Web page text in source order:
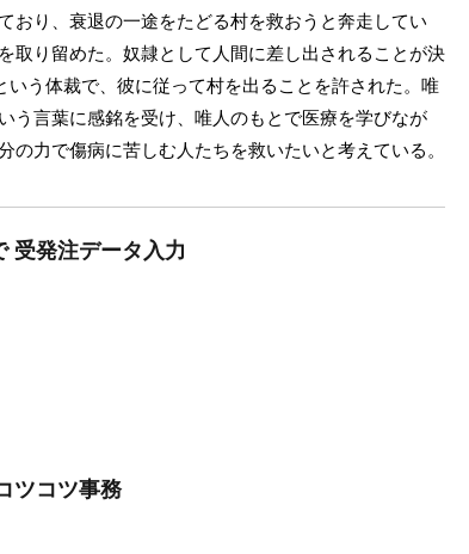
おり、衰退の一途をたどる村を救おうと奔走してい
取り留めた。奴隷として人間に差し出されることが決
う体裁で、彼に従って村を出ることを許された。唯
う言葉に感銘を受け、唯人のもとで医療を学びなが
力で傷病に苦しむ人たちを救いたいと考えている。
受発注データ入力
ツコツ事務